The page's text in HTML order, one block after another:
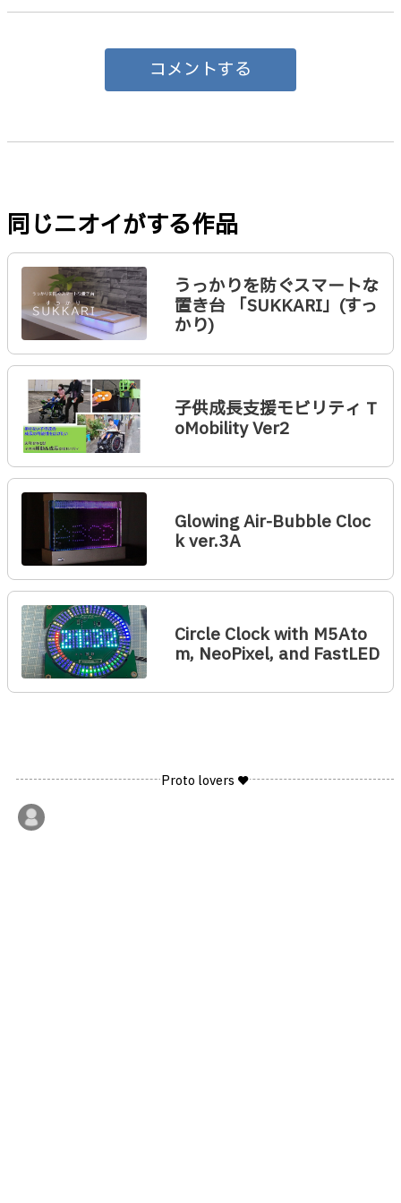
コメントする
同じニオイがする作品
うっかりを防ぐスマートな
置き台 「SUKKARI」(すっ
かり)
子供成長支援モビリティ T
oMobility Ver2
Glowing Air-Bubble Cloc
k ver.3A
Circle Clock with M5Ato
m, NeoPixel, and FastLED
Proto lovers ♥